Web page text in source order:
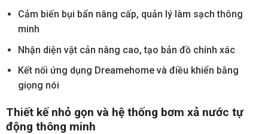
Cảm biến bụi bẩn nâng cấp, quản lý làm sạch thông
minh
Nhận diện vật cản nâng cao, tạo bản đồ chính xác
Kết nối ứng dụng Dreamehome và điều khiển bằng
giọng nói
Thiết kế nhỏ gọn và hệ thống bơm xả nước tự
động thông minh